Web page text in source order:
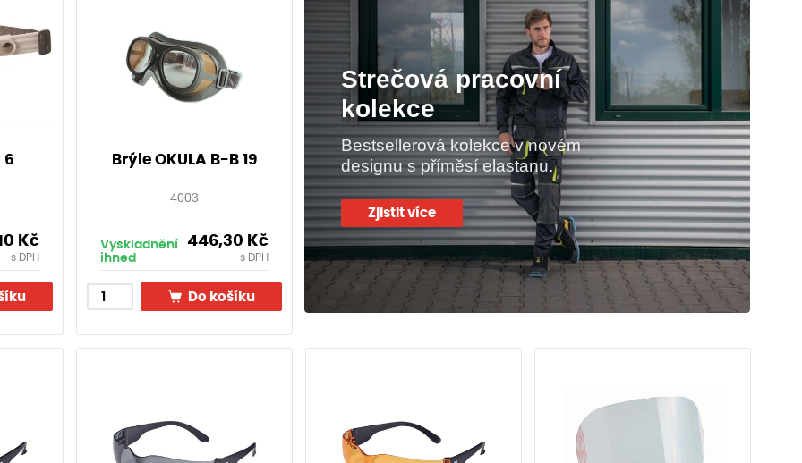
6
Kč
s DPH
Brýle OKULA B-B 19
4003
Vyskladnění
ihned
446,30 Kč
s DPH
Do košíku
Strečová pracovní
kolekce
Bestsellerová kolekce v novém
designu s příměsí elastanu.
Zjistit více